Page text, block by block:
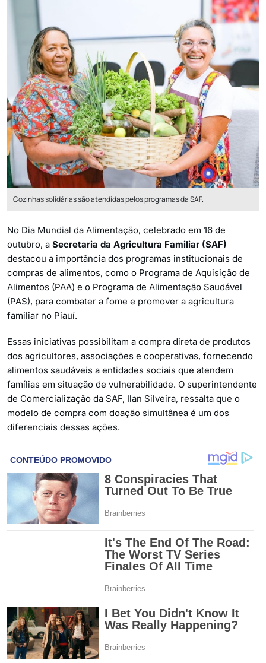
Cozinhas solidárias são atendidas pelos programas da SAF.
No Dia Mundial da Alimentação, celebrado em 16 de
outubro, a Secretaria da Agricultura Familiar (SAF)
destacou a importância dos programas institucionais de
compras de alimentos, como o Programa de Aquisição de
Alimentos (PAA) e o Programa de Alimentação Saudável
(PAS), para combater a fome e promover a agricultura
familiar no Piauí.
Essas iniciativas possibilitam a compra direta de produtos
dos agricultores, associações e cooperativas, fornecendo
alimentos saudáveis a entidades sociais que atendem
famílias em situação de vulnerabilidade. O superintendente
de Comercialização da SAF, Ilan Silveira, ressalta que o
modelo de compra com doação simultânea é um dos
diferenciais dessas ações.